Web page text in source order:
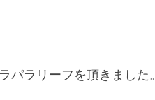
パラリーフを頂きました。